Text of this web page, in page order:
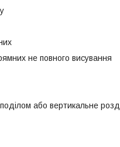
не повного висування
або вертикальне